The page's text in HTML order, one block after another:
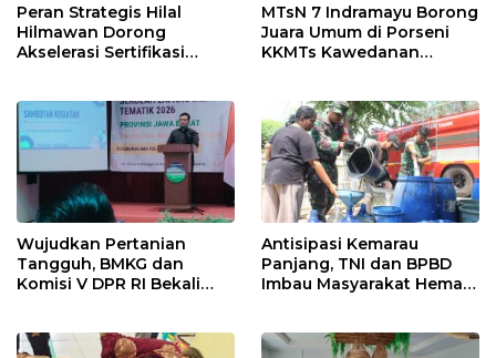
Peran Strategis Hilal
Hilmawan Dorong
Akselerasi Sertifikasi
Indramayu
MTsN 7 Indramayu Borong
Juara Umum di Porseni
KKMTs Kawedanan
Wujudkan Pertanian
Tangguh, BMKG dan
Komisi V DPR RI Bekali
Antisipasi Kemarau
Panjang, TNI dan BPBD
Imbau Masyarakat Hemat